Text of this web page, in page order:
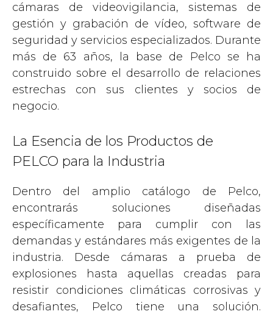
cámaras de videovigilancia, sistemas de
gestión y grabación de vídeo, software de
seguridad y servicios especializados. Durante
más de 63 años, la base de Pelco se ha
construido sobre el desarrollo de relaciones
estrechas con sus clientes y socios de
negocio.
La Esencia de los Productos de
PELCO para la Industria
Dentro del amplio catálogo de Pelco,
encontrarás soluciones diseñadas
específicamente para cumplir con las
demandas y estándares más exigentes de la
industria. Desde cámaras a prueba de
explosiones hasta aquellas creadas para
resistir condiciones climáticas corrosivas y
desafiantes, Pelco tiene una solución.